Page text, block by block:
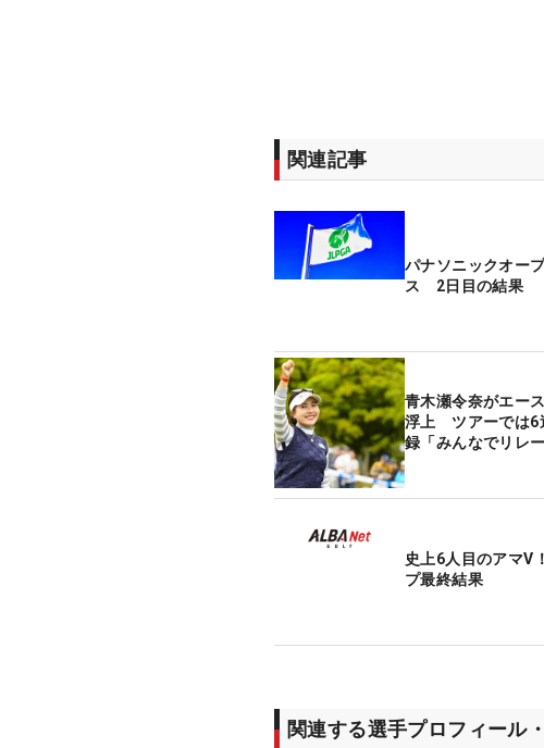
関連記事
パナソニックオー
ス 2日目の結果
青木瀬令奈がエー
浮上 ツアーでは6
録「みんなでリレ
史上6人目のアマ
プ最終結果
関連する選手プロフィール